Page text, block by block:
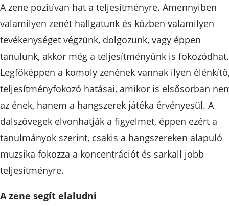
A zene pozitívan hat a teljesítményre. Amennyiben
valamilyen zenét hallgatunk és közben valamilyen
tevékenységet végzünk, dolgozunk, vagy éppen
tanulunk, akkor még a teljesítményünk is fokozódhat.
Legfőképpen a komoly zenének vannak ilyen
teljesítményfokozó hatásai, amikor is elsősorban
az ének, hanem a hangszerek játéka érvényesül. A
dalszövegek elvonhatják a figyelmet, éppen ezért a
tanulmányok szerint, csakis a hangszereken alapuló
muzsika fokozza a koncentrációt és sarkall jobb
teljesítményre.
A zene segít elaludni